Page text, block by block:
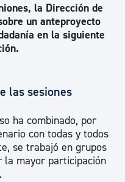
la Dirección de
un anteproyecto
en la siguiente
las sesiones
ha combinado, por
con todas y todos
se trabajó en grupos
la mayor participación